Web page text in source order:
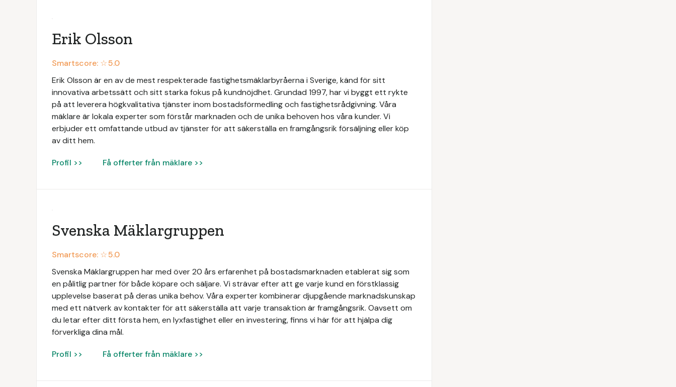
Erik Olsson
Smartscore: ☆5.0
Erik Olsson är en av de mest respekterade fastighetsmäklarbyråerna i Sverige, känd för sitt
innovativa arbetssätt och sitt starka fokus på kundnöjdhet. Grundad 1997, har vi byggt ett rykte
på att leverera högkvalitativa tjänster inom bostadsförmedling och fastighetsrådgivning. Våra
mäklare är lokala experter som förstår marknaden och de unika behoven hos våra kunder. Vi
erbjuder ett omfattande utbud av tjänster för att säkerställa en framgångsrik försäljning eller köp
av ditt hem.
Profil >> Få offerter från mäklare >>
Svenska Mäklargruppen
Smartscore: ☆5.0
Svenska Mäklargruppen har med över 20 års erfarenhet på bostadsmarknaden etablerat sig som
en pålitlig partner för både köpare och säljare. Vi strävar efter att ge varje kund en förstklassig
upplevelse baserat på deras unika behov. Våra experter kombinerar djupgående marknadskunskap
med ett nätverk av kontakter för att säkerställa att varje transaktion är framgångsrik. Oavsett om
du letar efter ditt första hem, en lyxfastighet eller en investering, finns vi här för att hjälpa dig
förverkliga dina mål.
Profil >> Få offerter från mäklare >>